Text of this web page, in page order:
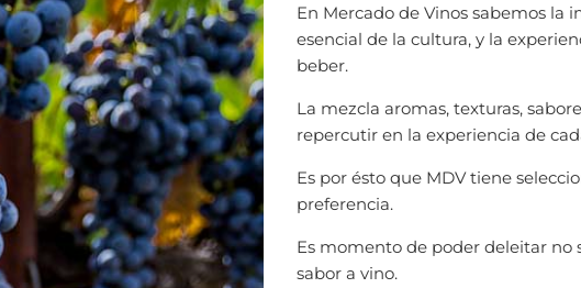
En Mercado de Vinos sabemos
esencial de la cultura, y la
beber.
La mezcla aromas, texturas,
repercutir en la experiencia de
Es por ésto que MDV tiene
preferencia.
Es momento de poder deleitar no
sabor a vino.